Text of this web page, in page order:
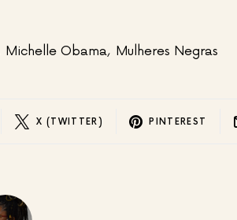
Michelle Obama, Mulheres Negras
X (TWITTER) PINTEREST